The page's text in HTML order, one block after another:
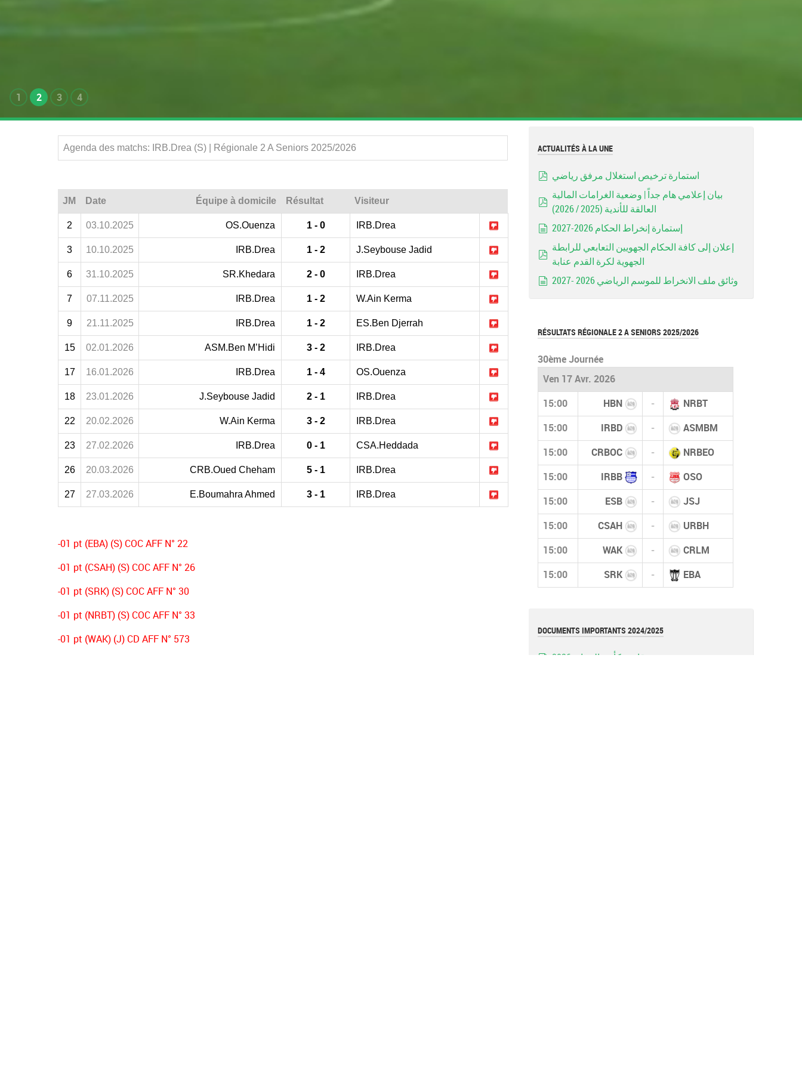
1 2 3 4
Agenda des matchs: IRB.Drea (S) | Régionale 2 A Seniors 2025/2026
JM Date Équipe à domicile Résultat Visiteur
2 03.10.2025 OS.Ouenza 1 - 0 IRB.Drea
3 10.10.2025 IRB.Drea 1 - 2 J.Seybouse Jadid
6 31.10.2025 SR.Khedara 2 - 0 IRB.Drea
7 07.11.2025 IRB.Drea 1 - 2 W.Ain Kerma
9 21.11.2025 IRB.Drea 1 - 2 ES.Ben Djerrah
15 02.01.2026 ASM.Ben M’Hidi 3 - 2 IRB.Drea
17 16.01.2026 IRB.Drea 1 - 4 OS.Ouenza
18 23.01.2026 J.Seybouse Jadid 2 - 1 IRB.Drea
22 20.02.2026 W.Ain Kerma 3 - 2 IRB.Drea
23 27.02.2026 IRB.Drea 0 - 1 CSA.Heddada
26 20.03.2026 CRB.Oued Cheham 5 - 1 IRB.Drea
27 27.03.2026 E.Boumahra Ahmed 3 - 1 IRB.Drea
-01 pt (EBA) (S) COC AFF N° 22
-01 pt (CSAH) (S) COC AFF N° 26
-01 pt (SRK) (S) COC AFF N° 30
-01 pt (NRBT) (S) COC AFF N° 33
-01 pt (WAK) (J) CD AFF N° 573
ACTUALITÉS À LA UNE
استمارة ترخيص استغلال مرفق رياضي
pdf
بيان إعلامي هام جداً | وضعية الغرامات المالية
العالقة للأندية (2025 / 2026)
إستمارة إنخراط الحكام 2026-2027
pdf
إعلان إلى كافة الحكام الجهويين التعابعي للرابطة
الجهوية لكرة القدم عنابة
وثائق ملف الانخراط للموسم الرياضي 2026 -2027
RÉSULTATS RÉGIONALE 2 A SENIORS 2025/2026
30ème Journée
Ven 17 Avr. 2026
15:00 HBN - NRBT
15:00 IRBD - ASMBM
15:00 CRBOC - NRBEO
15:00 IRBB - OSO
15:00 ESB - JSJ
15:00 CSAH - URBH
15:00 WAK - CRLM
15:00 SRK - EBA
DOCUMENTS IMPORTANTS 2024/2025
قانون كأس الجزائر 2026